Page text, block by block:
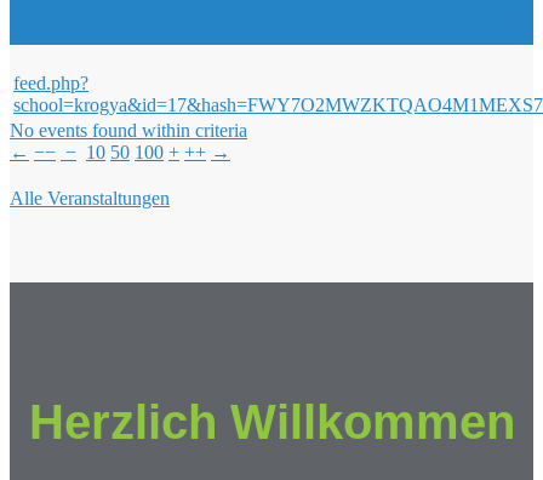
feed.php?
No events found within criteria
← −− − 10 50 100 + ++ →
Alle Veranstaltungen
Herzlich Willkommen